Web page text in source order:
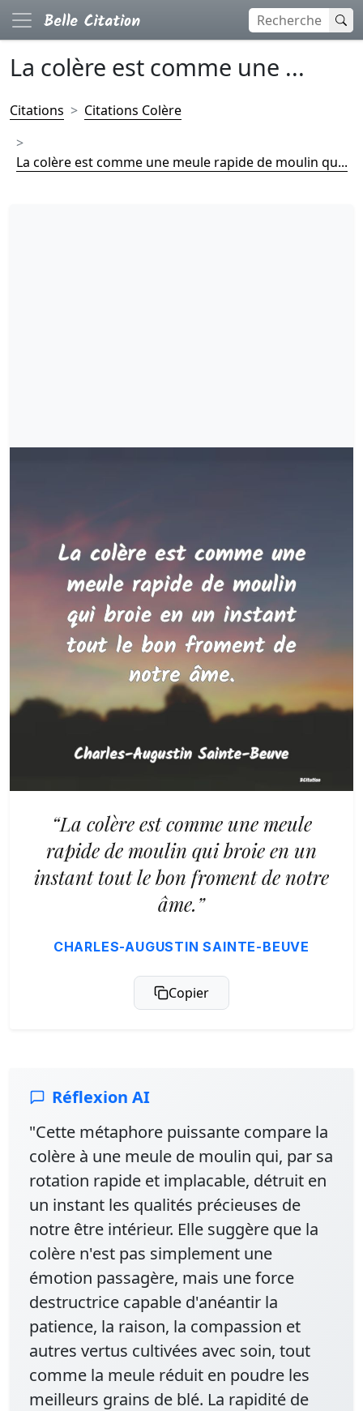
La colère est comme une ...
Citations Citations Colère
La colère est comme une meule rapide de moulin qu...
“La colère est comme une meule
rapide de moulin qui broie en un
instant tout le bon froment de notre
âme.”
CHARLES-AUGUSTIN SAINTE-BEUVE
Copier
Réflexion AI
"Cette métaphore puissante compare la
colère à une meule de moulin qui, par sa
rotation rapide et implacable, détruit en
un instant les qualités précieuses de
notre être intérieur. Elle suggère que la
colère n'est pas simplement une
émotion passagère, mais une force
destructrice capable d'anéantir la
patience, la raison, la compassion et
autres vertus cultivées avec soin, tout
comme la meule réduit en poudre les
meilleurs grains de blé. La rapidité de